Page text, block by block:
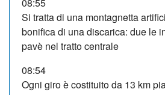
Si tratta di una montagnetta
bonifica di una discarica: due le
pavè nel tratto centrale
08:54
Ogni giro è costituito da 13 km